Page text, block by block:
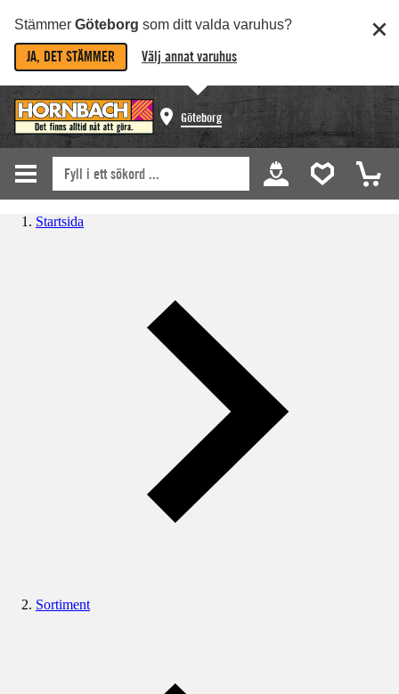
Stämmer Göteborg som ditt valda varuhus?
JA, DET STÄMMER Välj annat varuhus
Göteborg
Startsida
Sortiment